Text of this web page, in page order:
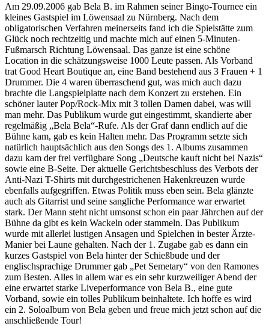
Am 29.09.2006 gab Bela B. im Rahmen seiner Bingo-Tournee ein
kleines Gastspiel im Löwensaal zu Nürnberg. Nach dem
obligatorischen Verfahren meinerseits fand ich die Spielstätte zum
Glück noch rechtzeitig und machte mich auf einen 5-Minuten-
Fußmarsch Richtung Löwensaal. Das ganze ist eine schöne
Location in die schätzungsweise 1000 Leute passen. Als Vorband
trat Good Heart Boutique an, eine Band bestehend aus 3 Frauen + 1
Drummer. Die 4 waren überraschend gut, was mich auch dazu
brachte die Langspielplatte nach dem Konzert zu erstehen. Ein
schöner lauter Pop/Rock-Mix mit 3 tollen Damen dabei, was will
man mehr. Das Publikum wurde gut eingestimmt, skandierte aber
regelmäßig „Bela Bela“-Rufe. Als der Graf dann endlich auf die
Bühne kam, gab es kein Halten mehr. Das Programm setzte sich
natürlich hauptsächlich aus den Songs des 1. Albums zusammen
dazu kam der frei verfügbare Song „Deutsche kauft nicht bei Nazis“
sowie eine B-Seite. Der aktuelle Gerichtsbeschluss des Verbots der
Anti-Nazi T-Shirts mit durchgestrichenen Hakenkreuzen wurde
ebenfalls aufgegriffen. Etwas Politik muss eben sein. Bela glänzte
auch als Gitarrist und seine sangliche Performance war erwartet
stark. Der Mann steht nicht umsonst schon ein paar Jährchen auf der
Bühne da gibt es kein Wackeln oder stammeln. Das Publikum
wurde mit allerlei lustigen Ansagen und Spielchen in bester Ärzte-
Manier bei Laune gehalten. Nach der 1. Zugabe gab es dann ein
kurzes Gastspiel von Bela hinter der Schießbude und der
englischsprachige Drummer gab „Pet Semetary“ von den Ramones
zum Besten. Alles in allem war es ein sehr kurzweiliger Abend der
eine erwartet starke Liveperformance von Bela B., eine gute
Vorband, sowie ein tolles Publikum beinhaltete. Ich hoffe es wird
ein 2. Soloalbum von Bela geben und freue mich jetzt schon auf die
anschließende Tour!